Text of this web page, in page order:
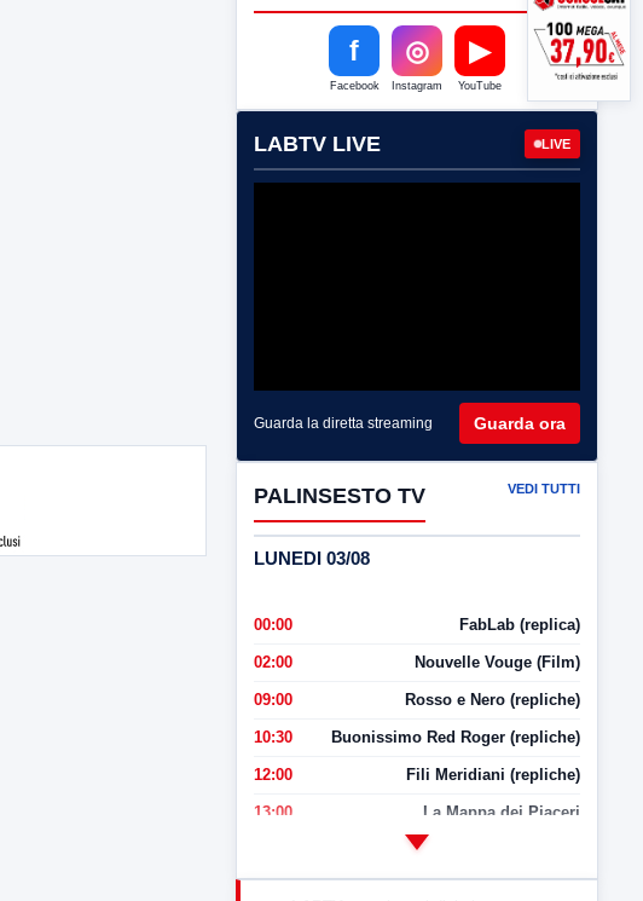
f
Facebook
◎
Instagram
▶
YouTube
LABTV LIVE LIVE
Guarda la diretta streaming Guarda ora
PALINSESTO TV VEDI TUTTI
LUNEDI 03/08
00:00 FabLab (replica)
02:00 Nouvelle Vouge (Film)
09:00 Rosso e Nero (repliche)
10:30 Buonissimo Red Roger (repliche)
12:00 Fili Meridiani (repliche)
13:00 La Mappa dei Piaceri